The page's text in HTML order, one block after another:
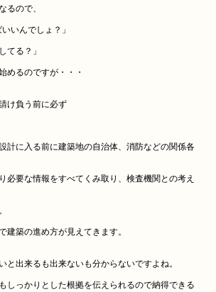
るので、
いんでしょ？」
てる？」
めるのですが・・・
け負う前に必ず
計に入る前に建築地の自治体、消防などの関係各
必要な情報をすべてくみ取り、検査機関との考え
建築の進め方が見えてきます。
と出来るも出来ないも分からないですよね。
しっかりとした根拠を伝えられるので納得できる